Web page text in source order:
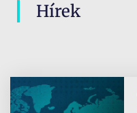
Hírek